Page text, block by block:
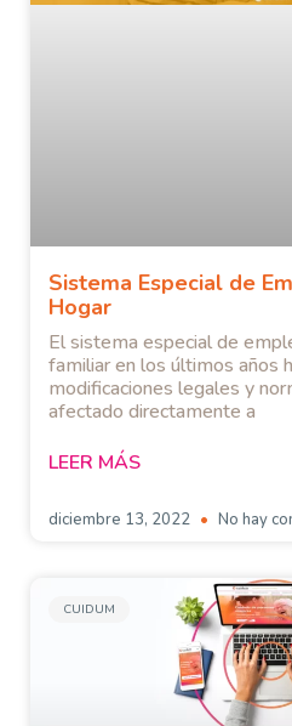
Sistema Especial de
Hogar
El sistema especial de
familiar en los últimos años
modificaciones legales y
afectado directamente a
LEER MÁS
diciembre 13, 2022 No hay
CUIDUM